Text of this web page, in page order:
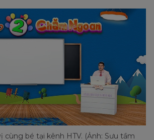
cùng bé tại kênh HTV. (Ảnh: Sưu tầm